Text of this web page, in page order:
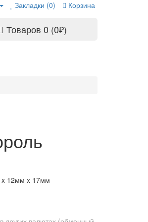
Закладки (0) Корзина
Товаров 0 (0₽)
12мм x 17мм